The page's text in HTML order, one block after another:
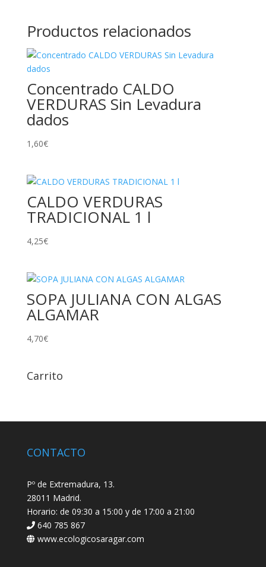
Productos relacionados
Concentrado CALDO
VERDURAS Sin Levadura
dados
1,60€
CALDO VERDURAS
TRADICIONAL 1 l
4,25€
SOPA JULIANA CON ALGAS
ALGAMAR
4,70€
Carrito
CONTACTO
Pº de Extremadura, 13.
28011 Madrid.
Horario: de 09:30 a 15:00 y de 17:00 a 21:00
640 785 867
www.ecologicosaragar.com